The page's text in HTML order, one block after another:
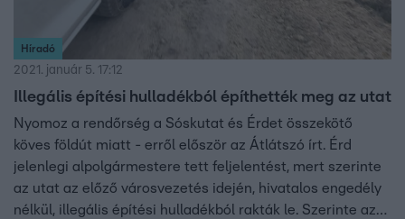
Híradó
2021. január 5. 17:12
Illegális építési hulladékból építhették meg az utat
Nyomoz a rendőrség a Sóskutat és Érdet összekötő
köves földút miatt - erről először az Átlátszó írt. Érd
jelenlegi alpolgármestere tett feljelentést, mert szerinte
az utat az előző városvezetés idején, hivatalos engedély
nélkül, illegális építési hulladékból rakták le. Szerinte az